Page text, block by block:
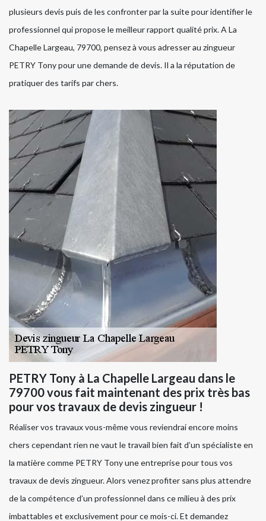
plusieurs devis puis de les confronter par la suite pour identifier le
professionnel qui propose le meilleur rapport qualité prix. A La
Chapelle Largeau, 79700, pensez à vous adresser au zingueur
PETRY Tony pour une demande de devis. Il a la réputation de
pratiquer des tarifs par chers.
PETRY Tony à La Chapelle Largeau dans le
79700 vous fait maintenant des prix très bas
pour vos travaux de devis zingueur !
Réaliser vos travaux vous-même vous reviendrai encore moins
chers cependant rien ne vaut le travail bien fait d’un spécialiste en
la matière comme PETRY Tony une entreprise pour tous vos
travaux de devis zingueur. Alors venez profiter sans plus attendre
de la compétence d’un professionnel dans ce milieu à des prix
imbattables et exclusivement pour ce mois-ci. Et demandez